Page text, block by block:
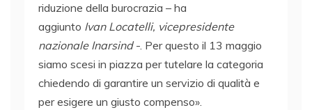
riduzione della burocrazia – ha
aggiunto Ivan Locatelli, vicepresidente
nazionale Inarsind-. Per questo il 13 maggio
siamo scesi in piazza per tutelare la categoria
chiedendo di garantire un servizio di qualità e
per esigere un giusto compenso».